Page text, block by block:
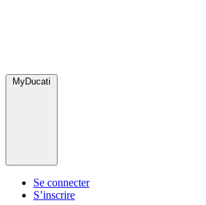
MyDucati
Se connecter
S’inscrire